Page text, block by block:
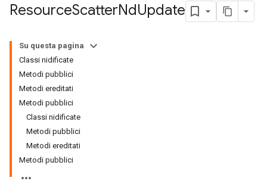
ResourceScatterNdUpdate
Su questa pagina
Classi nidificate
Metodi pubblici
Metodi ereditati
Metodi pubblici
Classi nidificate
Metodi pubblici
Metodi ereditati
Metodi pubblici